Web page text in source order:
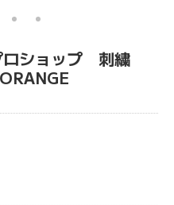
ロショップ 刺繍